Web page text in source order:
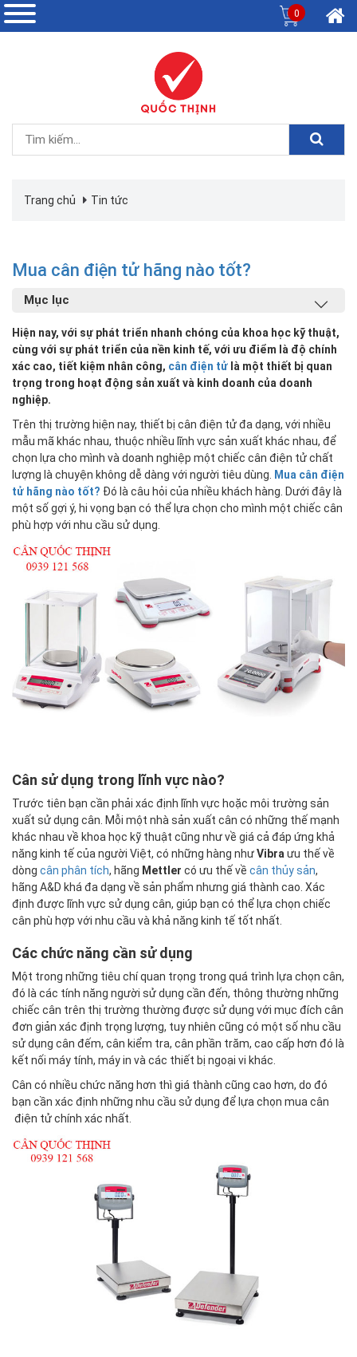
0
Trang chủ Tin tức
Mua cân điện tử hãng nào tốt?
Mục lục
Hiện nay, với sự phát triển nhanh chóng của khoa học kỹ thuật,
cùng với sự phát triển của nền kinh tế, với ưu điểm là độ chính
xác cao, tiết kiệm nhân công, cân điện tử là một thiết bị quan
trọng trong hoạt động sản xuất và kinh doanh của doanh
nghiệp.
Trên thị trường hiện nay, thiết bị cân điện tử đa dạng, với nhiều
mẫu mã khác nhau, thuộc nhiều lĩnh vực sản xuất khác nhau, để
chọn lựa cho mình và doanh nghiệp một chiếc cân điện tử chất
lượng là chuyện không dễ dàng với người tiêu dùng.
Mua cân điện
tử hãng nào tốt? Đó là câu hỏi của nhiều khách hàng. Dưới đây là
một số gợi ý, hi vọng bạn có thể lựa chọn cho mình một chiếc cân
phù hợp với nhu cầu sử dụng.
Cân sử dụng trong lĩnh vực nào?
Trước tiên bạn cần phải xác định lĩnh vực hoặc môi trường sản
xuất sử dụng cân. Mỗi một nhà sản xuất cân có những thế mạnh
khác nhau về khoa học kỹ thuật cũng như về giá cả đáp ứng khả
năng kinh tế của người Việt, có những hàng nhưVibra ưu thế về
dòng cân phân tích, hãng Mettler có ưu thế về cân thủy sản,
hãng A&D khá đa dạng về sản phẩm nhưng giá thành cao. Xác
định được lĩnh vực sử dụng cân, giúp bạn có thể lựa chọn chiếc
cân phù hợp với nhu cầu và khả năng kinh tế tốt nhất.
Các chức năng cần sử dụng
Một trong những tiêu chí quan trọng trong quá trình lựa chọn cân,
đó là các tính năng người sử dụng cần đến, thông thường những
chiếc cân trên thị trường thường được sử dụng với mục đích cân
đơn giản xác định trọng lượng, tuy nhiên cũng có một số nhu cầu
sử dụng cân đếm, cân kiểm tra, cân phần trăm, cao cấp hơn đó là
kết nối máy tính, máy in và các thiết bị ngoại vi khác.
Cân có nhiều chức năng hơn thì giá thành cũng cao hơn, do đó
bạn cần xác định những nhu cầu sử dụng để lựa chọn mua cân
điện tử chính xác nhất.